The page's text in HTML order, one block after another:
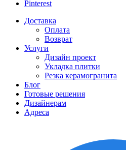
Pinterest
Доставка
Оплата
Возврат
Услуги
Дизайн проект
Укладка плитки
Резка керамогранита
Блог
Готовые решения
Дизайнерам
Адреса